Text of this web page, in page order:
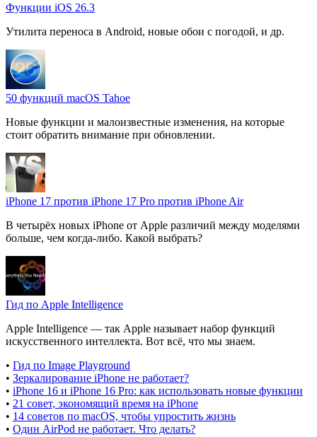
Функции iOS 26.3
Утилита переноса в Android, новые обои с погодой, и др.
50 функций macOS Tahoe
Новые функции и малоизвестные изменения, на которые
стоит обратить внимание при обновлении.
iPhone 17 против iPhone 17 Pro против iPhone Air
В четырёх новых iPhone от Apple различий между моделями
больше, чем когда-либо. Какой выбрать?
Гид по Apple Intelligence
Apple Intelligence — так Apple называет набор функций
искусственного интеллекта. Вот всё, что мы знаем.
• Гид по Image Playground
• Зеркалирование iPhone не работает?
• iPhone 16 и iPhone 16 Pro: как использовать новые функции
• 21 совет, экономящий время на iPhone
• 14 советов по macOS, чтобы упростить жизнь
• Один AirPod не работает. Что делать?